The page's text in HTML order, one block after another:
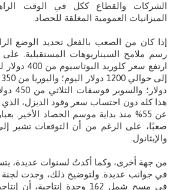
الشركات والقطاع ككل في الوقت
الميزانيات العمومية المغلقة للحصاد.
إذا كان من الصعب بالفعل تحديد الوضع
رسم ملامح السيناريوهات المستقبلية.
هذا كله دون احتساب سعر وقود الديزل، الذي
عن 55% منذ بداية موسم الحصاد الأخير.
صعبًا، على الرغم من أن التوقعات تشير
والإيثانول.
من جهة أخرى، وكما أكدتُ لسنوات عديدة،